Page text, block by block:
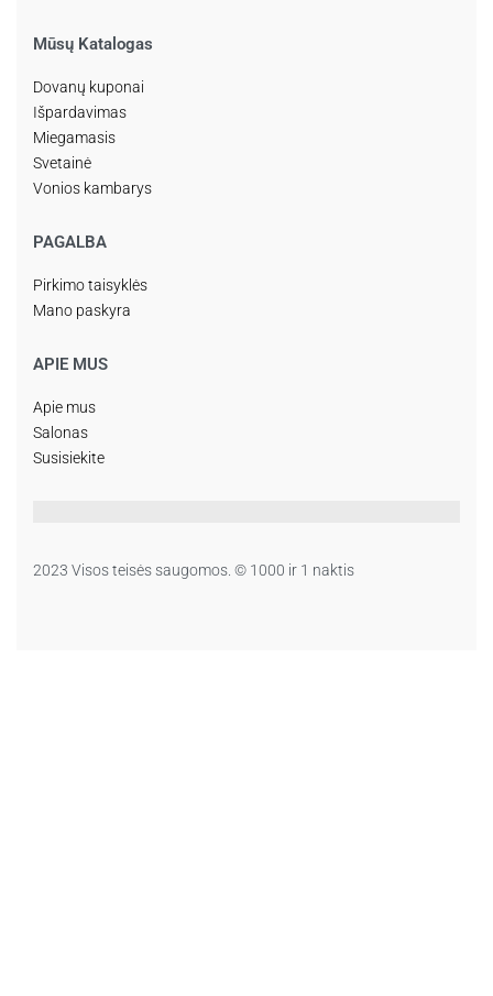
Mūsų Katalogas
Dovanų kuponai
Išpardavimas
Miegamasis
Svetainė
Vonios kambarys
PAGALBA
Pirkimo taisyklės
Mano paskyra
APIE MUS
Apie mus
Salonas
Susisiekite
2023 Visos teisės saugomos. © 1000 ir 1 naktis